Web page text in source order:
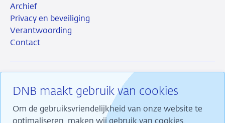
DNB maakt gebruik van cookies
Om de gebruiksvriendelijkheid van onze website te
Archief
Privacy en beveiliging
Verantwoording
Contact
RSS InstagramLinkedin
X